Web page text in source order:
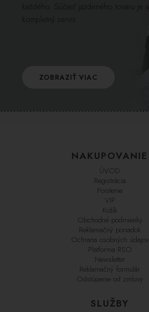
každého. Súčasť jazdeného tovaru je aj
kompletný servis.
ZOBRAZIŤ VIAC
NAKUPOVANIE
ÚVOD
Registrácia
Poistenie
VIP
Košík
Obchodné podmienky
Reklamačný poriadok
Ochrana osobných údajov
Platforma RSO
Newsletter
Reklamačný formulár
Odstúpenie od zmluvy
SLUŽBY